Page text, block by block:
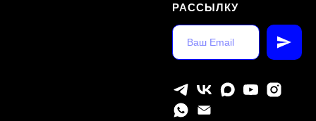
РАССЫЛКУ